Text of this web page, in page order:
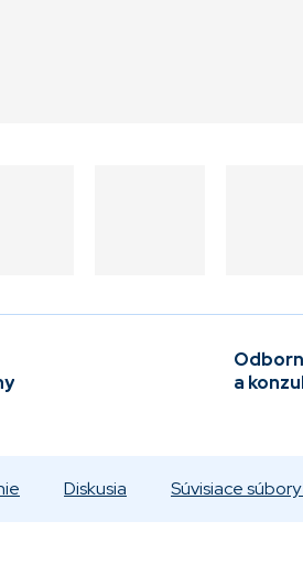
a
Súvisiace súbory
Diskusia